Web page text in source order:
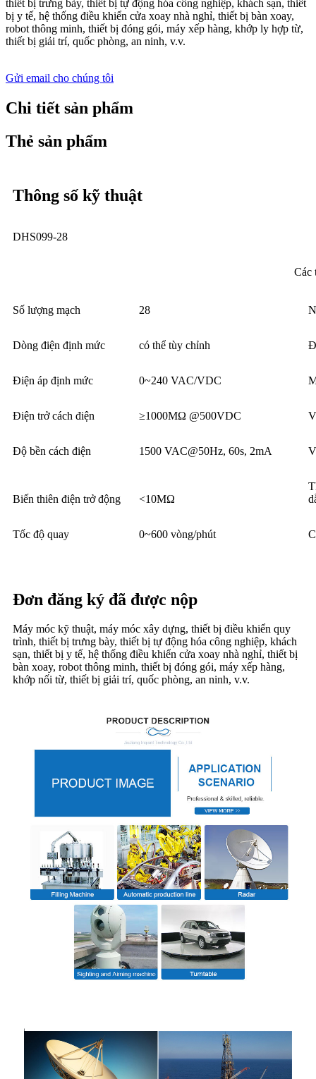
thiết bị trưng bày, thiết bị tự động hóa công nghiệp, khách sạn, thiết
bị y tế, hệ thống điều khiển cửa xoay nhà nghỉ, thiết bị bàn xoay,
robot thông minh, thiết bị đóng gói, máy xếp hàng, khớp ly hợp từ,
thiết bị giải trí, quốc phòng, an ninh, v.v.
Gửi email cho chúng tôi
Chi tiết sản phẩm
Thẻ sản phẩm
Thông số kỹ thuật
DHS099-28
Các
Số lượng mạch 28
Dòng điện định mức có thể tùy chỉnh
Điện áp định mức 0~240 VAC/VDC
Điện trở cách điện ≥1000MΩ @500VDC
Độ bền cách điện 1500 VAC@50Hz, 60s, 2mA
Biến thiên điện trở động <10MΩ
Tốc độ quay 0~600 vòng/phút
Đơn đăng ký đã được nộp
Máy móc kỹ thuật, máy móc xây dựng, thiết bị điều khiển quy
trình, thiết bị trưng bày, thiết bị tự động hóa công nghiệp, khách
sạn, thiết bị y tế, hệ thống điều khiển cửa xoay nhà nghỉ, thiết bị
bàn xoay, robot thông minh, thiết bị đóng gói, máy xếp hàng,
khớp nối từ, thiết bị giải trí, quốc phòng, an ninh, v.v.